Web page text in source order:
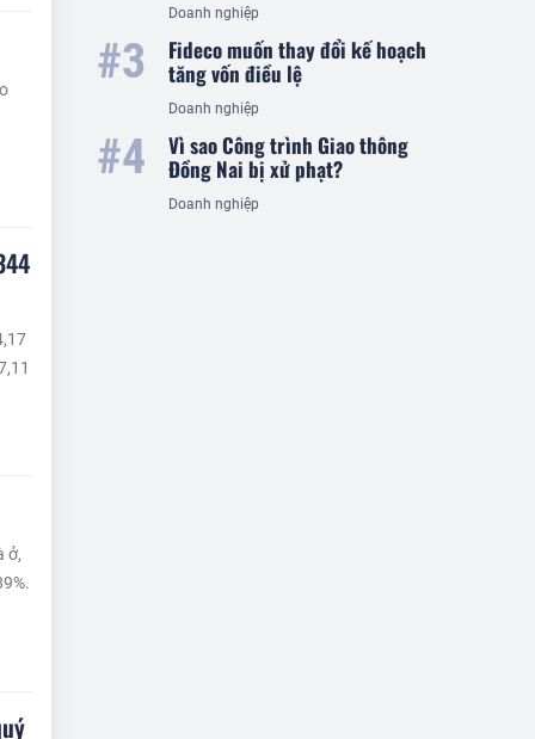
ở,
Doanh nghiệp
Fideco muốn thay đổi kế hoạch
tăng vốn điều lệ
Doanh nghiệp
Vì sao Công trình Giao thông
Đồng Nai bị xử phạt?
Doanh nghiệp